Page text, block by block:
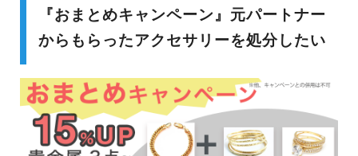
『おまとめキャンペーン』元パートナー
からもらったアクセサリーを処分したい